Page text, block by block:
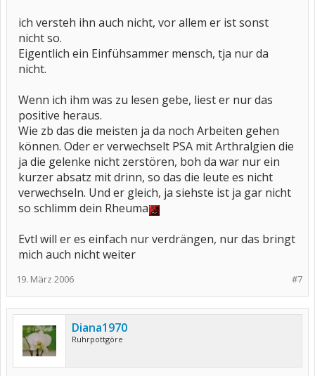
ich versteh ihn auch nicht, vor allem er ist sonst
nicht so.
Eigentlich ein Einfühsammer mensch, tja nur da
nicht.
Wenn ich ihm was zu lesen gebe, liest er nur das
positive heraus.
Wie zb das die meisten ja da noch Arbeiten gehen
können. Oder er verwechselt PSA mit Arthralgien die
ja die gelenke nicht zerstören, boh da war nur ein
kurzer absatz mit drinn, so das die leute es nicht
verwechseln. Und er gleich, ja siehste ist ja gar nicht
so schlimm dein Rheuma
Evtl will er es einfach nur verdrängen, nur das bringt
mich auch nicht weiter
#7
19. März 2006
Diana1970
Ruhrpottgöre